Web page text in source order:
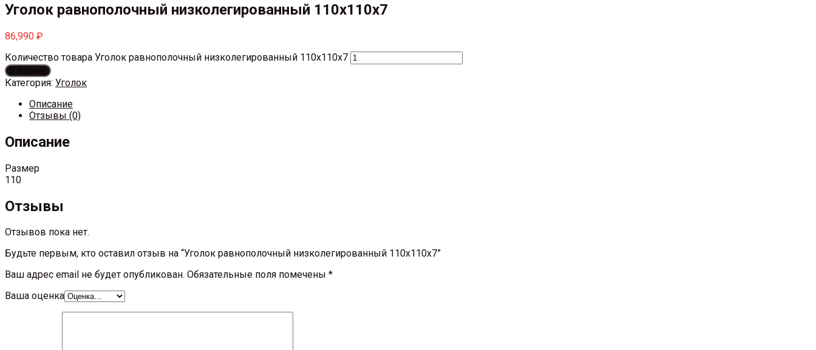
Уголок равнополочный низколегированный 110х110х7
86,990 ₽
Количество товара Уголок равнополочный низколегированный 110х110х7
В корзину
Категория: Уголок
Описание
Отзывы (0)
Описание
Размер
110
Отзывы
Отзывов пока нет.
Будьте первым, кто оставил отзыв на “Уголок равнополочный низколегированный 110х110х7”
Ваш адрес email не будет опубликован. Обязательные поля помечены *
Ваша оценка